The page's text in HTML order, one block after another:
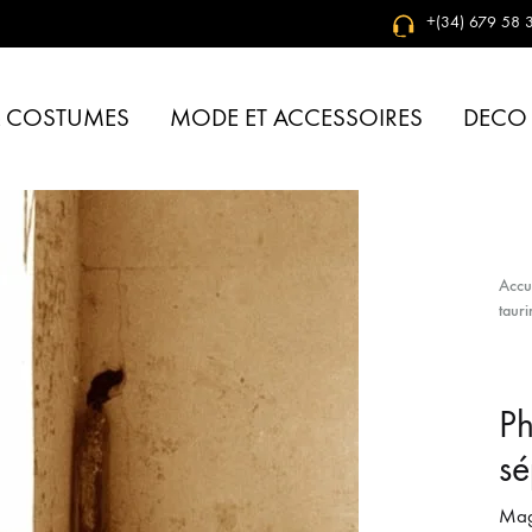
+(34) 679 58
COSTUMES MODE ET ACCESSOIRES DECO